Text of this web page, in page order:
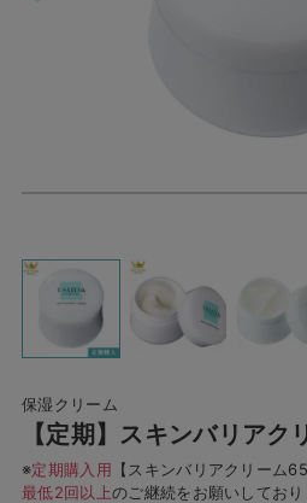
保湿クリーム
【定期】スキンバリア
※定期購入用 【スキンバリアクリーム
最低2回以上のご継続をお願いしており